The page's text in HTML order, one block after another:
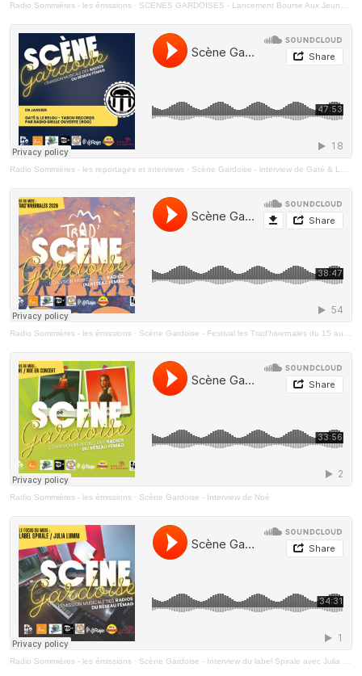
Radio Sommières - les émissions · SCENES GARDOISES - Lancement Bourse Aux Jeunes Talents 2026 - RAJE - FÉVRIER 2026
Radio Sommières - les reportages et interviews · Scène Gardoise - interview de Gaté & Le Relou
Radio Sommières - les émissions · Scène Gardoise - Festival les Trad'hivernales du 15 au 18 Janvier à Sommières
Radio Sommières - les émissions · Scène Gardoise - Interview de Noé
Radio Sommières - les émissions · Scène Gardoise - Interview du label Spirale avec Julia Lumni